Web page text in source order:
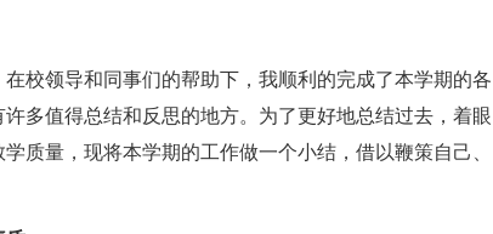
领导和同事们的帮助下，我顺利的完成了本学期的各
多值得总结和反思的地方。为了更好地总结过去，着眼
质量，现将本学期的工作做一个小结，借以鞭策自己、